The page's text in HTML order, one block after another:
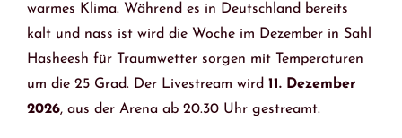
warmes Klima. Während es in Deutschland bereits
kalt und nass ist wird die Woche im Dezember in Sahl
Hasheesh für Traumwetter sorgen mit Temperaturen
um die 25 Grad. Der Livestream wird 11. Dezember
2026, aus der Arena ab 20.30 Uhr gestreamt.